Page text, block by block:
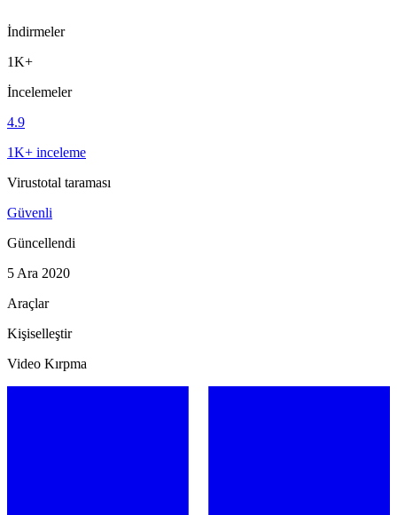
İndirmeler
1K+
İncelemeler
4.9
1K+ inceleme
Virustotal taraması
Güvenli
Güncellendi
5 Ara 2020
Araçlar
Kişiselleştir
Video Kırpma